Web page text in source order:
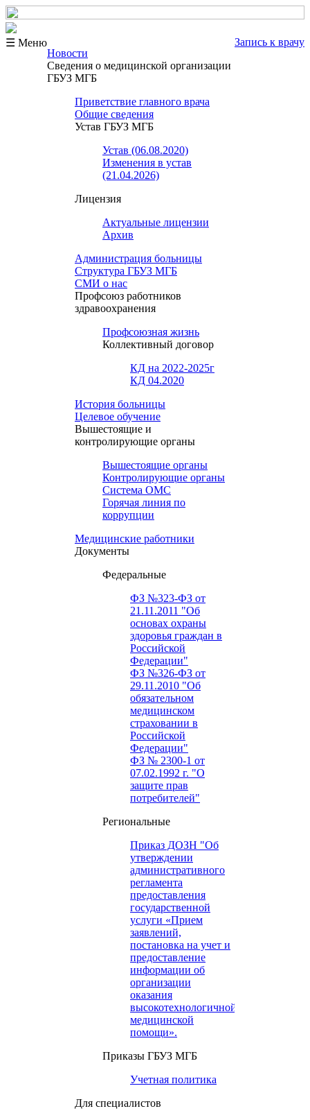
☰ Меню
Запись к врачу
Новости
Сведения о медицинской организации
ГБУЗ МГБ
Приветствие главного врача
Общие сведения
Устав ГБУЗ МГБ
Устав (06.08.2020)
Изменения в устав
(21.04.2026)
Лицензия
Актуальные лицензии
Архив
Администрация больницы
Структура ГБУЗ МГБ
СМИ о нас
Профсоюз работников
здравоохранения
Профсоюзная жизнь
Коллективный договор
КД на 2022-2025г
КД 04.2020
История больницы
Целевое обучение
Вышестоящие и
контролирующие органы
Вышестоящие органы
Контролирующие органы
Система ОМС
Горячая линия по
коррупции
Медицинские работники
Документы
Федеральные
ФЗ №323-ФЗ от
21.11.2011 "Об
основах охраны
здоровья граждан в
Российской
Федерации"
ФЗ №326-ФЗ от
29.11.2010 "Об
обязательном
медицинском
страховании в
Российской
Федерации"
ФЗ № 2300-1 от
07.02.1992 г. "О
защите прав
потребителей"
Региональные
Приказ ДОЗН "Об
утверждении
административного
регламента
предоставления
государственной
услуги «Прием
заявлений,
постановка на учет и
предоставление
информации об
организации
оказания
высокотехнологичной
медицинской
помощи».
Приказы ГБУЗ МГБ
Учетная политика
Для специалистов